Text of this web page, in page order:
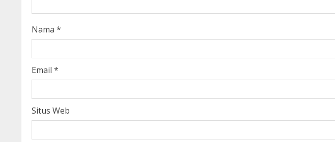
d
i
n
g
Nama *
Email *
Situs Web